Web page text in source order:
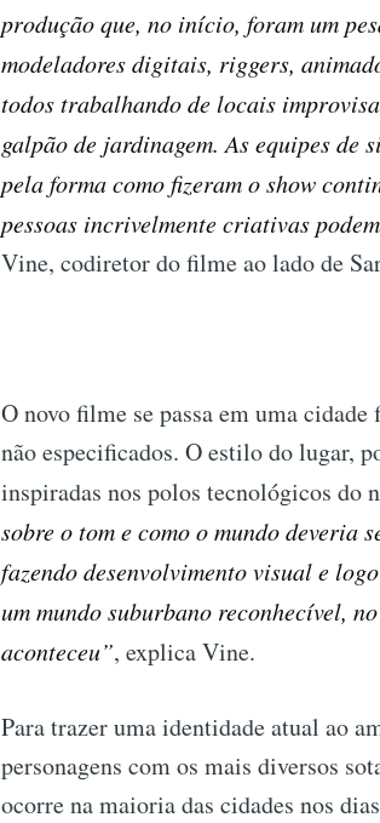
produção que, no início, foram um
modeladores digitais, riggers,
todos trabalhando de locais
galpão de jardinagem. As equipes de
pela forma como fizeram o show
pessoas incrivelmente criativas
Vine, codiretor do filme ao lado de
O novo filme se passa em uma
não especificados. O estilo do lugar,
inspiradas nos polos tecnológicos do
sobre o tom e como o mundo deveria
fazendo desenvolvimento visual e
um mundo suburbano reconhecível,
aconteceu”, explica Vine.
Para trazer uma identidade atual ao
personagens com os mais diversos
ocorre na maioria das cidades nos